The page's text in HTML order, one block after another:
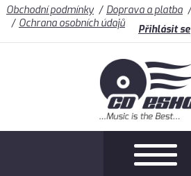
Obchodní podmínky Doprava a platba
Ochrana osobních údajů
Přihlásit se